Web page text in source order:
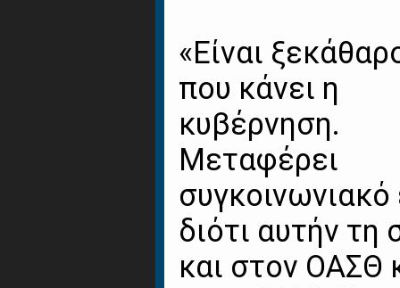
«Είναι
που κάνει η
κυβέρνηση.
Μεταφέρει
συγκοινωνιακό
διότι αυτήν τη
και στον ΟΑΣΘ